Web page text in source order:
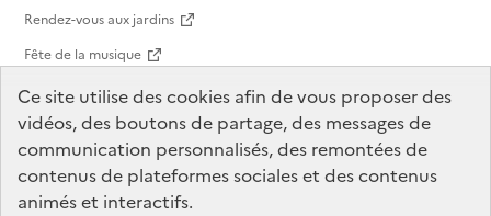
Rendez-vous aux jardins
Fête de la musique
Biblis en folie
Journées nationales de l'architecture
Menu
Actualités
Ce site utilise des cookies afin de vous proposer des
vidéos, des boutons de partage, des messages de
communication personnalisés, des remontées de
contenus de plateformes sociales et des contenus
animés et interactifs.